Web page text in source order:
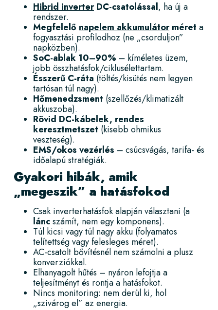
Hibrid inverterDC-csatolással, ha új a
rendszer.
Megfelelő napelem akkumulátorméret a
fogyasztási profilodhoz (ne „csorduljon”
napközben).
SoC-ablak 10–90% – kíméletes üzem,
jobb összhatásfok/ciklusélettartam.
Ésszerű C-ráta (töltés/kisütés nem legyen
tartósan túl nagy).
Hőmenedzsment (szellőzés/klimatizált
akkuszoba).
Rövid DC-kábelek, rendes
keresztmetszet (kisebb ohmikus
veszteség).
EMS/okos vezérlés – csúcsvágás, tarifa- és
időalapú stratégiák.
Gyakori hibák, amik
„megeszik” a hatásfokod
Csak inverterhatásfok alapján választani (a
láncszámít, nem egy komponens).
Túl kicsi vagy túl nagy akku (folyamatos
telítettség vagy felesleges méret).
AC-csatolt bővítésnél nem számolni a plusz
konverziókkal.
Elhanyagolt hűtés – nyáron lefojtja a
teljesítményt és rontja a hatásfokot.
Nincs monitoring: nem derül ki, hol
„szivárog el” az energia.